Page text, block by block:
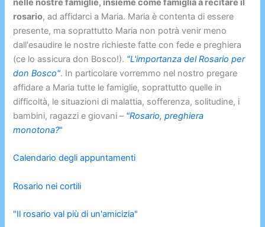
nelle nostre famiglie, insieme come famiglia a recitare il
rosario, ad affidarci a Maria. Maria è contenta di essere
presente, ma soprattutto Maria non potrà venir meno
dall'esaudire le nostre richieste fatte con fede e preghiera
(ce lo assicura don Bosco!). "L'importanza del Rosario per
don Bosco". In particolare vorremmo nel nostro pregare
affidare a Maria tutte le famiglie, soprattutto quelle in
difficoltà, le situazioni di malattia, sofferenza, solitudine, i
bambini, ragazzi e giovani – "Rosario, preghiera
monotona?"
Calendario degli appuntamenti
Rosario nei cortili
"Il rosario val più di un'amicizia"